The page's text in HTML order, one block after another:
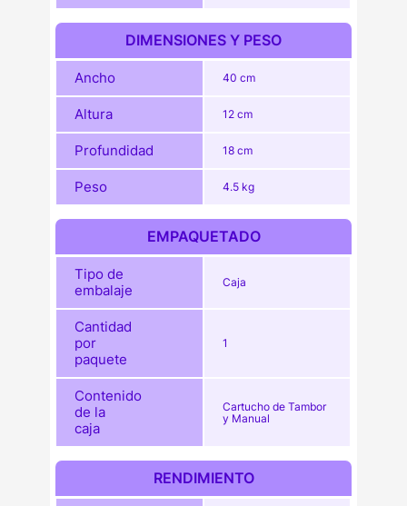
DIMENSIONES Y PESO
Ancho 40 cm
Altura 12 cm
Profundidad 18 cm
Peso 4.5 kg
EMPAQUETADO
Tipo de
embalaje
Caja
Cantidad
por
paquete
1
Contenido
de la
caja
Cartucho de Tambor
y Manual
RENDIMIENTO